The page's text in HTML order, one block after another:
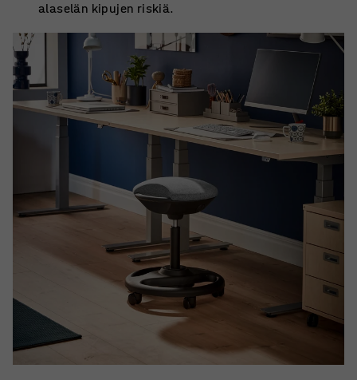
alaselän kipujen riskiä.